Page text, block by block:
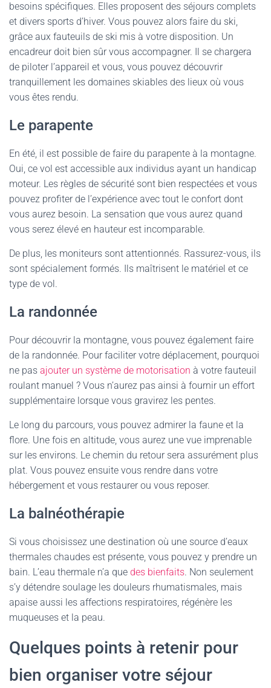
besoins spécifiques. Elles proposent des séjours complets
et divers sports d’hiver. Vous pouvez alors faire du ski,
grâce aux fauteuils de ski mis à votre disposition. Un
encadreur doit bien sûr vous accompagner. Il se chargera
de piloter l’appareil et vous, vous pouvez découvrir
tranquillement les domaines skiables des lieux où vous
vous êtes rendu.
Le parapente
En été, il est possible de faire du parapente à la montagne.
Oui, ce vol est accessible aux individus ayant un handicap
moteur. Les règles de sécurité sont bien respectées et vous
pouvez profiter de l’expérience avec tout le confort dont
vous aurez besoin. La sensation que vous aurez quand
vous serez élevé en hauteur est incomparable.
De plus, les moniteurs sont attentionnés. Rassurez-vous, ils
sont spécialement formés. Ils maîtrisent le matériel et ce
type de vol.
La randonnée
Pour découvrir la montagne, vous pouvez également faire
de la randonnée. Pour faciliter votre déplacement, pourquoi
ne pas ajouter un système de motorisation à votre fauteuil
roulant manuel ? Vous n’aurez pas ainsi à fournir un effort
supplémentaire lorsque vous gravirez les pentes.
Le long du parcours, vous pouvez admirer la faune et la
flore. Une fois en altitude, vous aurez une vue imprenable
sur les environs. Le chemin du retour sera assurément plus
plat. Vous pouvez ensuite vous rendre dans votre
hébergement et vous restaurer ou vous reposer.
La balnéothérapie
Si vous choisissez une destination où une source d’eaux
thermales chaudes est présente, vous pouvez y prendre un
bain. L’eau thermale n’a que des bienfaits. Non seulement
s’y détendre soulage les douleurs rhumatismales, mais
apaise aussi les affections respiratoires, régénère les
muqueuses et la peau.
Quelques points à retenir pour
bien organiser votre séjour